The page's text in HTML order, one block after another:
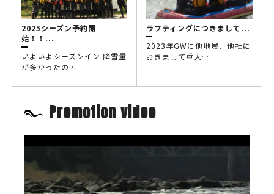
2025シーズン予約開
始！！...
いよいよシーズンイン 降雪量
が多かったの…
ラフティングにつきまして...
2023年GWに他地域、他社に
おきまして重大…
Promotion video